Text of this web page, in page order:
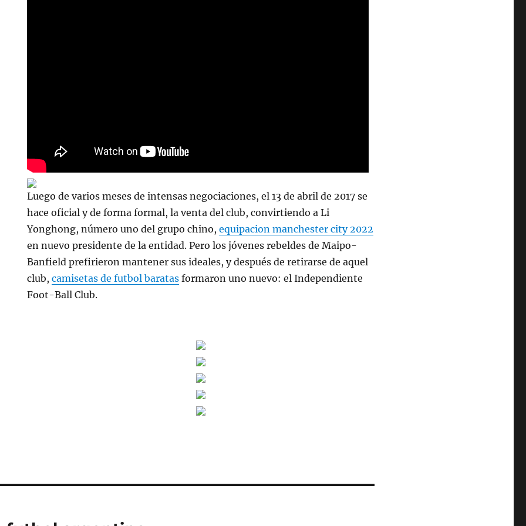
Luego de varios meses de intensas negociaciones, el 13 de abril de 2017 se
hace oficial y de forma formal, la venta del club, convirtiendo a Li
Yonghong, número uno del grupo chino,equipacion manchester city 2022
en nuevo presidente de la entidad. Pero los jóvenes rebeldes de Maipo-
Banfield prefirieron mantener sus ideales, y después de retirarse de aquel
club,camisetas de futbol baratas formaron uno nuevo: el Independiente
Foot-Ball Club.